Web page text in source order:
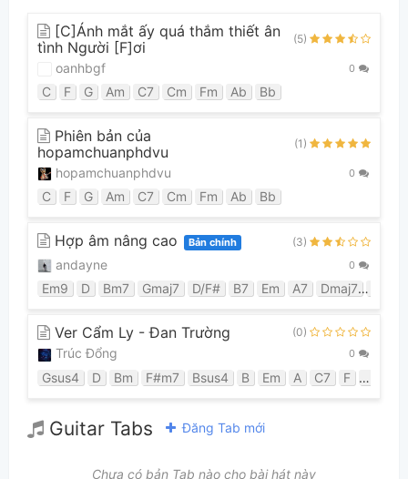
[C]Ánh mắt ấy quá thắm thiết ân
tình Người [F]ơi
(5)
oanhbgf 0
C F G Am C7 Cm Fm Ab Bb
Phiên bản của
hopamchuanphdvu
(1)
hopamchuanphdvu 0
C F G Am C7 Cm Fm Ab Bb
Hợp âm nâng cao Bản chính (3)
andayne 0
Em9 D Bm7 Gmaj7 D/F# B7 Em A7 Dmaj7
Ver Cẩm Ly - Đan Trường (0)
Trúc Đổng 0
Gsus4 D Bm F#m7 Bsus4 B Em A C7 F Bb
Guitar Tabs Đăng Tab mới
Chưa có bản Tab nào cho bài hát này